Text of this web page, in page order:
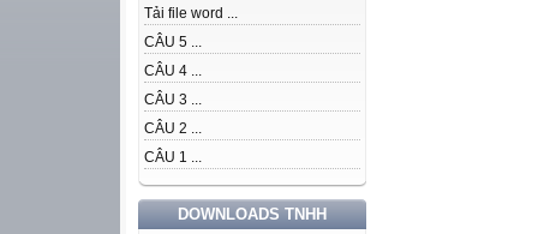
Tải file word ...
CÂU 5 ...
CÂU 4 ...
CÂU 3 ...
CÂU 2 ...
CÂU 1 ...
DOWNLOADS TNHH